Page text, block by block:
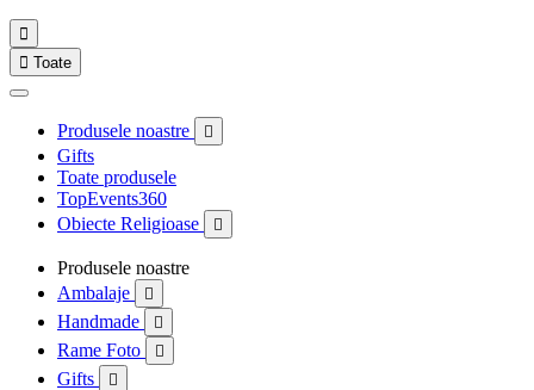

 Toate
Produsele noastre 
Gifts
Toate produsele
TopEvents360
Obiecte Religioase

Produsele noastre
Ambalaje

Handmade 
Rame Foto 
Gifts 